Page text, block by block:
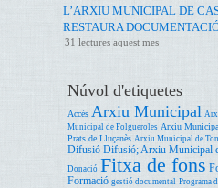
L’ARXIU MUNICIPAL DE
RESTAURA
31 lectures aquest mes
Núvol d'etiquetes
Accés Arxiu Municipal
Municipal de Folgueroles Arxiu
Prats de Lluçanès Arxiu Municipal de
Difusió Difusió; Arxiu Municipal
Donació Fitxa de fons
Formació gestió documental Programa